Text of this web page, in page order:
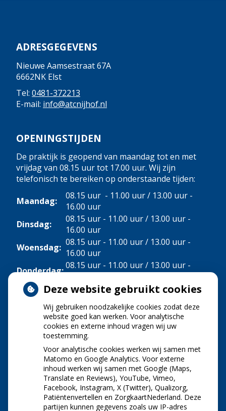
ADRESGEGEVENS
Nieuwe Aamsestraat 67A
6662NK Elst
Tel: 0481-372213
E-mail: info@atcnijhof.nl
OPENINGSTIJDEN
De praktijk is geopend van maandag tot en met
vrijdag van 08.15 uur tot 17.00 uur. Wij zijn
telefonisch te bereiken op onderstaande tijden:
Maandag:
08.15 uur - 11.00 uur / 13.00 uur -
16.00 uur
Dinsdag:
08.15 uur - 11.00 uur / 13.00 uur -
16.00 uur
Woensdag: 08.15 uur - 11.00 uur / 13.00 uur -
16.00 uur
Donderdag:08.15 uur - 11.00 uur / 13.00 uur -
Vrijdag:
08.15 uur - 11.00 uur
NIEUWS
Let op: valse Infomedics-mails over
openstaande rekening
Tanden bleken? Laat het veilig doen!
Gezond tandvlees: de basis voor een gezonde
mond
Naar de tandarts in het buitenland? Wees op je
hoede!
Deze website gebruikt cookies
Wij gebruiken noodzakelijke cookies zodat deze
website goed kan werken. Voor analytische
cookies en externe inhoud vragen wij uw
toestemming.
Voor analytische cookies werken wij samen met
Matomo en Google Analytics. Voor externe
inhoud werken wij samen met Google (Maps,
Translate en Reviews), YouTube, Vimeo,
Facebook, Instagram, X (Twitter), Qualizorg,
Patiëntenvertellen en ZorgkaartNederland. Deze
partijen kunnen gegevens zoals uw IP-adres